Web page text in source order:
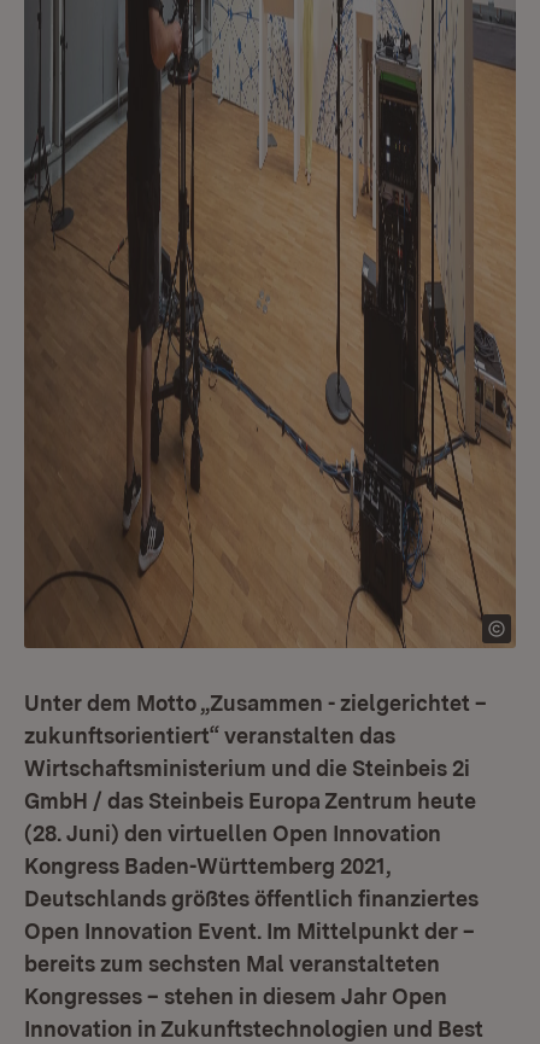
Unter dem Motto „Zusammen - zielgerichtet –
zukunftsorientiert“ veranstalten das
Wirtschaftsministerium und die Steinbeis 2i
GmbH / das Steinbeis Europa Zentrum heute
(28. Juni) den virtuellen Open Innovation
Kongress Baden-Württemberg 2021,
Deutschlands größtes öffentlich finanziertes
Open Innovation Event. Im Mittelpunkt der –
bereits zum sechsten Mal veranstalteten
Kongresses – stehen in diesem Jahr Open
Innovation in Zukunftstechnologien und Best